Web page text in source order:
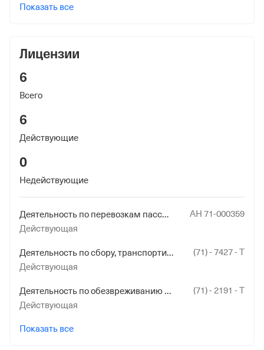
Показать все
Лицензии
6
Всего
6
Действующие
0
Недействующие
Деятельность по перевозкам пассажиров и иных лиц автобусами
АН 71-000359
Действующая
Деятельность по сбору, транспортированию, обработке, утилизации, обезвреживанию, размещению отходов I - IV классов опасности
(71) - 7427 - Т
Действующая
Деятельность по обезвреживанию и размещению отходов I - IV классов опасности
(71) - 2191 - Т
Действующая
Показать все